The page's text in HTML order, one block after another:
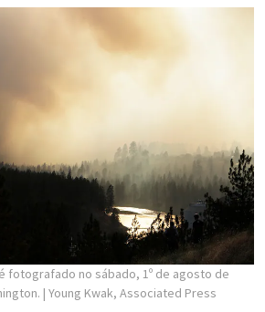
fotografado no sábado, 1º de agosto de
| Young Kwak, Associated Press